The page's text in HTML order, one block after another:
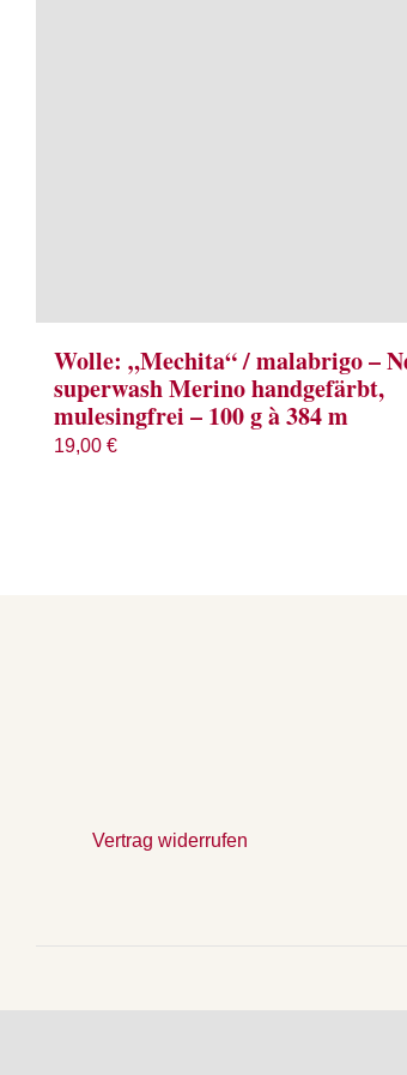
Wolle: „Mechita“ / malabrigo –
superwash Merino handgefärbt,
mulesingfrei – 100 g à 384 m
19,00 €
Vertrag widerrufen